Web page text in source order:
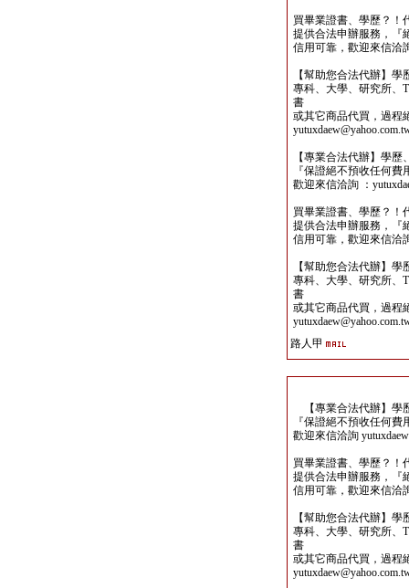
買畢業證書、學歷？！
提供合法申辦服務，『
信用可靠，歡迎來信洽
【幫助您合法代辦】
專科、大學、研究所、
書
或其它商品代買，過程
【專業合法代辦】學
『保證絕不預收任何
歡迎來信洽詢 ：
買畢業證書、學歷？！
提供合法申辦服務，『
信用可靠，歡迎來信洽
【幫助您合法代辦】
專科、大學、研究所、
書
或其它商品代買，過程
路人甲
【專業合法代辦】學
『保證絕不預收任何
歡迎來信洽詢
買畢業證書、學歷？！
提供合法申辦服務，『
信用可靠，歡迎來信洽
【幫助您合法代辦】
專科、大學、研究所、
書
或其它商品代買，過程